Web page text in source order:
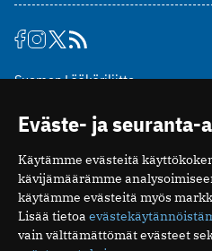
Suomen Lääkäriliitto
00510 Helsinki
puh. (09) 393 091
toimitus@potilaanlaakarilehti.fi
ISSN 2323-9476
Eväste- ja seuranta-
Käytämme evästeitä
kävijämäärämme
käytämme evästeitä myös
Lisää tietoa
vain välttämättömät evästeet